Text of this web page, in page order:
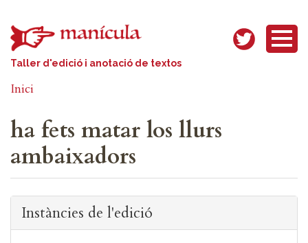
Taller d'edició i anotació de textos
Inici
ha fets matar los llurs
ambaixadors
Instàncies de l'edició